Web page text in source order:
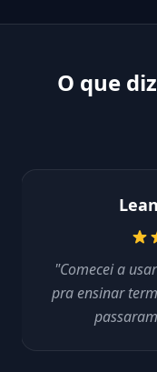
O que
"Comecei a
pra ensinar